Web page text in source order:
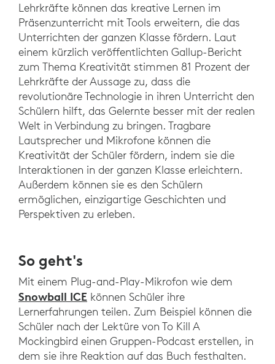
Lehrkräfte können das kreative Lernen im
Präsenzunterricht mit Tools erweitern, die das
Unterrichten der ganzen Klasse fördern. Laut
einem kürzlich veröffentlichten Gallup-Bericht
zum Thema Kreativität stimmen 81 Prozent der
Lehrkräfte der Aussage zu, dass die
revolutionäre Technologie in ihren Unterricht den
Schülern hilft, das Gelernte besser mit der realen
Welt in Verbindung zu bringen. Tragbare
Lautsprecher und Mikrofone können die
Kreativität der Schüler fördern, indem sie die
Interaktionen in der ganzen Klasse erleichtern.
Außerdem können sie es den Schülern
ermöglichen, einzigartige Geschichten und
Perspektiven zu erleben.
So geht's
Mit einem Plug-and-Play-Mikrofon wie dem
Snowball ICE können Schüler ihre
Lernerfahrungen teilen. Zum Beispiel können die
Schüler nach der Lektüre von To Kill A
Mockingbird einen Gruppen-Podcast erstellen, in
dem sie ihre Reaktion auf das Buch festhalten.